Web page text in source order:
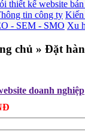
thiết kế website
tin công ty
- SEM - SMO Xu
chủ » Đặt
doanh nghiệp